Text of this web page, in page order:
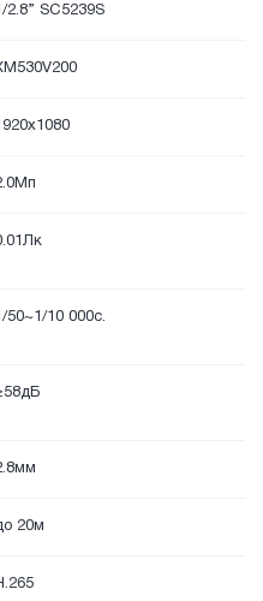
2.8” SC5239S
50~1/10 000с.
20м